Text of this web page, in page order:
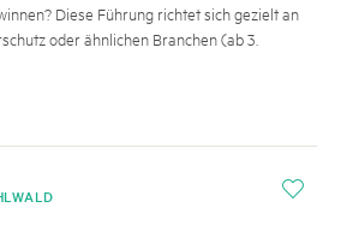
Diese Führung richtet sich gezielt an
oder ähnlichen Branchen (ab 3.
i